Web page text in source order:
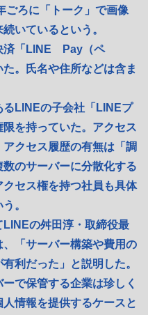
ごろに「トーク」で画像
いているという。
済「LINE Pay（ペ
。氏名や住所などは含ま
LINEの子会社「LINEプ
を持っていた。アクセス
クセス履歴の有無は「調
のサーバーに分散化する
セス権を持つ社員も具体
。
の舛田淳・取締役最
「サーバー構築や費用の
利だった」と説明した。
で保管する企業は珍しく
情報を提供するケースと